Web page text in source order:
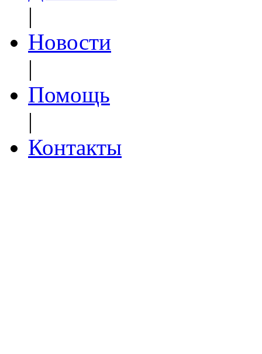
|
Новости
|
Помощь
|
Контакты